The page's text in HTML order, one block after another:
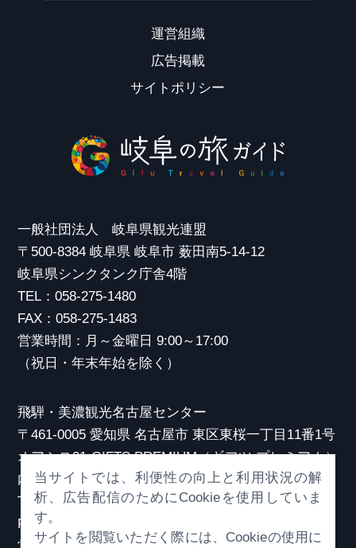
運営組織
広告掲載
サイトポリシー
一般社団法人 岐阜県観光連盟
〒500-8384 岐阜県 岐阜市 薮田南5-14-12
岐阜県シンクタンク庁舎4階
TEL：058-275-1480
FAX：058-275-1483
営業時間：月～金曜日 9:00～17:00
（祝日・年末年始を除く）
飛騨・美濃観光名古屋センター
〒461-0005 愛知県 名古屋市 東区東桜一丁目11番1号
オアシス21 GIFTS PREMIUM（ギフツ プレミアム）
内
TEL：052-253-6185
FAX：052-253-6186
当サイトでは、利便性の向上と利用状況の解
析、広告配信のためにCookieを使用していま
す。
サイトを閲覧いただく際には、Cookieの使用に